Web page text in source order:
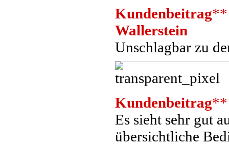
Kundenbeitrag**
Wallerstein
Unschlagbar zu
Kundenbeitrag**
Es sieht sehr gut
übersichtliche